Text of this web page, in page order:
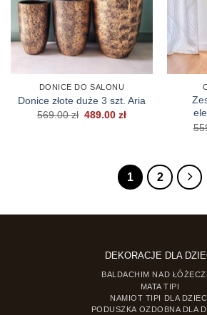
DONICE DO SALONU
Donice złote duże 3 szt. Aria
569.00zł Pierwotna
489.00złAktualna
1 2
DEKORACJE DLA
BALDACHIM NAD
MATA TIPI
NAMIOT TIPI DLA
PODUSZKA OZDOBNA DLA